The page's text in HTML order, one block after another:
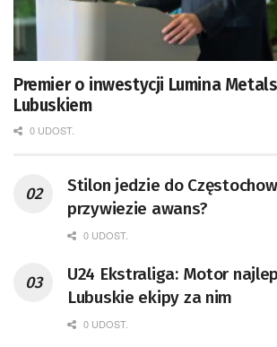
Premier o inwestycji Lumina
Lubuskiem
0 UDOST.
Stilon jedzie do
przywiezie awans?
0 UDOST.
U24 Ekstraliga: Motor
Lubuskie ekipy za nim
0 UDOST.